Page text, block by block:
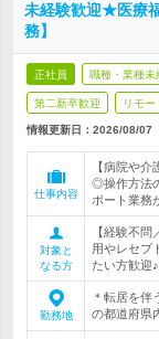
未経験歓迎★医療
務】
正社員 職種・業種未
第二新卒歓迎 リモ
情報更新日：2026/08/07
仕事内容
【病院や
◎操作方法
ポート業務
対象と
なる方
【経験不
用やレセプ
たい方歓迎♪
勤務地
＊転居を伴
の都道府県